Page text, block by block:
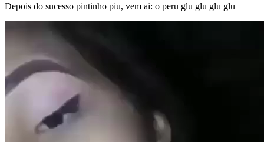
Depois do sucesso pintinho piu, vem ai: o peru glu glu glu glu